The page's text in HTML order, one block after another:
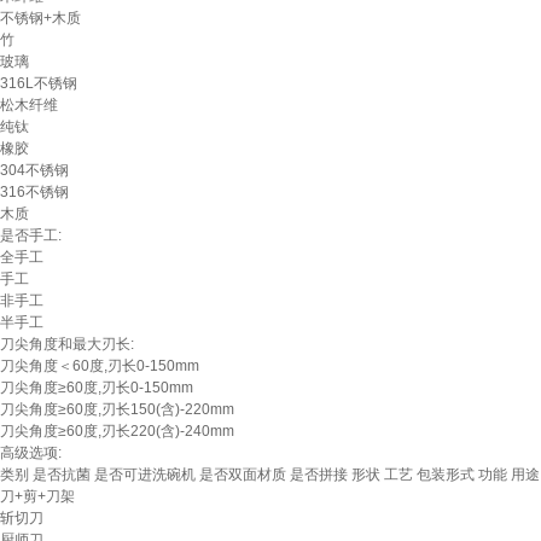
不锈钢+木质
竹
玻璃
316L不锈钢
松木纤维
纯钛
橡胶
304不锈钢
316不锈钢
木质
是否手工:
全手工
手工
非手工
半手工
刀尖角度和最大刃长:
刀尖角度＜60度,刃长0-150mm
刀尖角度≥60度,刃长0-150mm
刀尖角度≥60度,刃长150(含)-220mm
刀尖角度≥60度,刃长220(含)-240mm
高级选项:
类别 是否抗菌 是否可进洗碗机 是否双面材质 是否拼接 形状 工艺 包装形式 功能 用途
刀+剪+刀架
斩切刀